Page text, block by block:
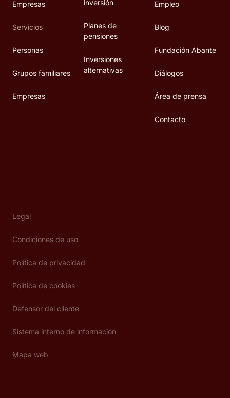
Empresas
Servicios
Personas
Grupos familiares
Empresas
inversión
Planes de
pensiones
Inversiones
alternativas
Empleo
Blog
Fundación Abante
Diálogos
Área de prensa
Contacto
Legal
Condiciones de uso
Política de privacidad
Política de cookies
Defensor del cliente
Sistema interno de información
Mapa web